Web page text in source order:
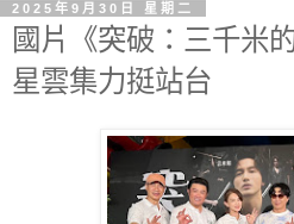
2025年9月30日 星期二
國片《突破：三千米
星雲集力挺站台